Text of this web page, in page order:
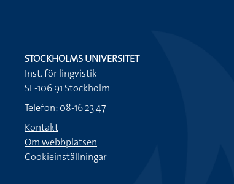
STOCKHOLMS UNIVERSITET
Inst. för lingvistik
SE-106 91 Stockholm
Telefon: 08-16 23 47
Kontakt
Om webbplatsen
Cookieinställningar